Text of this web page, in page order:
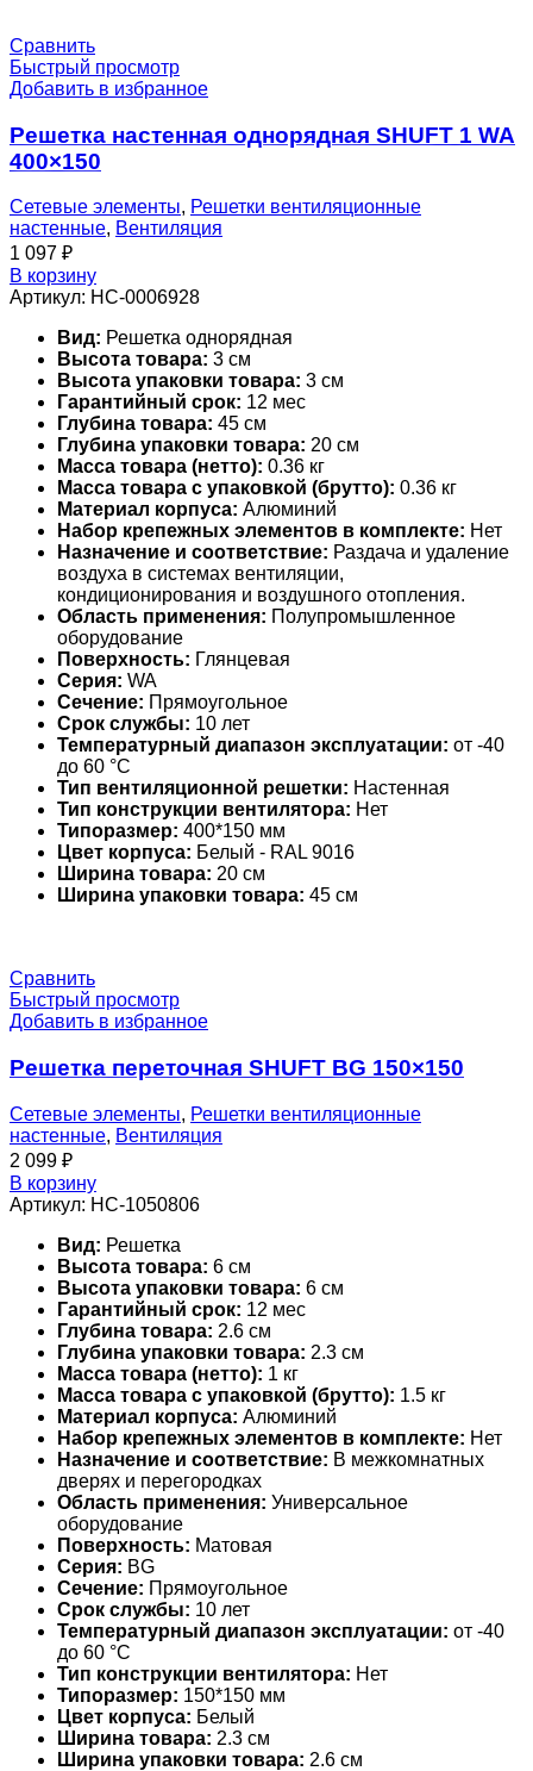
Сравнить
Быстрый просмотр
Добавить в избранное
Решетка настенная однорядная SHUFT 1 WA
400×150
Сетевые элементы, Решетки вентиляционные
настенные, Вентиляция
1 097 ₽
В корзину
Артикул: НС-0006928
Вид: Решетка однорядная
Высота товара: 3 см
Высота упаковки товара: 3 см
Гарантийный срок: 12 мес
Глубина товара: 45 см
Глубина упаковки товара: 20 см
Масса товара (нетто): 0.36 кг
Масса товара с упаковкой (брутто): 0.36 кг
Материал корпуса: Алюминий
Набор крепежных элементов в комплекте: Нет
Назначение и соответствие: Раздача и удаление
воздуха в системах вентиляции,
кондиционирования и воздушного отопления.
Область применения: Полупромышленное
оборудование
Поверхность: Глянцевая
Серия: WA
Сечение: Прямоугольное
Срок службы: 10 лет
Температурный диапазон эксплуатации: от -40
до 60 °С
Тип вентиляционной решетки: Настенная
Тип конструкции вентилятора: Нет
Типоразмер: 400*150 мм
Цвет корпуса: Белый - RAL 9016
Ширина товара: 20 см
Ширина упаковки товара: 45 см
Сравнить
Быстрый просмотр
Добавить в избранное
Решетка переточная SHUFT BG 150×150
Сетевые элементы, Решетки вентиляционные
настенные, Вентиляция
2 099 ₽
В корзину
Артикул: НС-1050806
Вид: Решетка
Высота товара: 6 см
Высота упаковки товара: 6 см
Гарантийный срок: 12 мес
Глубина товара: 2.6 см
Глубина упаковки товара: 2.3 см
Масса товара (нетто): 1 кг
Масса товара с упаковкой (брутто): 1.5 кг
Материал корпуса: Алюминий
Набор крепежных элементов в комплекте: Нет
Назначение и соответствие: В межкомнатных
дверях и перегородках
Область применения: Универсальное
оборудование
Поверхность: Матовая
Серия: BG
Сечение: Прямоугольное
Срок службы: 10 лет
Температурный диапазон эксплуатации: от -40
до 60 °С
Тип конструкции вентилятора: Нет
Типоразмер: 150*150 мм
Цвет корпуса: Белый
Ширина товара: 2.3 см
Ширина упаковки товара: 2.6 см